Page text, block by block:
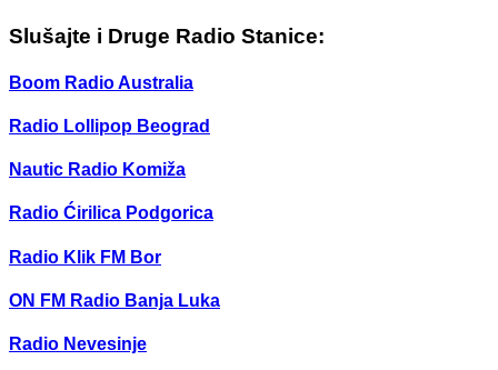
Slušajte i Druge Radio Stanice:
Boom Radio Australia
Radio Lollipop Beograd
Nautic Radio Komiža
Radio Ćirilica Podgorica
Radio Klik FM Bor
ON FM Radio Banja Luka
Radio Nevesinje